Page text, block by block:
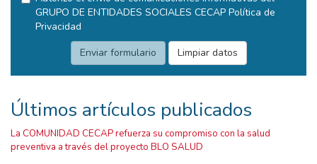
GRUPO DE ENTIDADES SOCIALES CECAP Política de
Privacidad
Últimos artículos publicados
La COMUNIDAD CECAP refuerza su compromiso con la salud
preventiva a través del proyecto BLO SALUD